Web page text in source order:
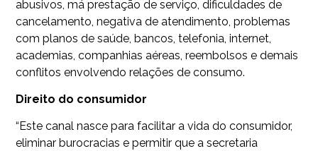
abusivos, má prestação de serviço, dificuldades de
cancelamento, negativa de atendimento, problemas
com planos de saúde, bancos, telefonia, internet,
academias, companhias aéreas, reembolsos e demais
conflitos envolvendo relações de consumo.
Direito do consumidor
“Este canal nasce para facilitar a vida do consumidor,
eliminar burocracias e permitir que a secretaria